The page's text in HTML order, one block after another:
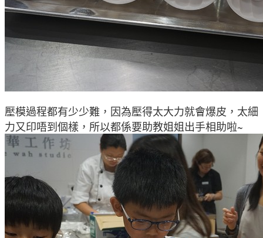
壓模過程都有少少難 ，因為壓得太大力就會爆皮 ，太細
力又印唔到個樣 ，所以都係要助教姐姐出手相助啦~